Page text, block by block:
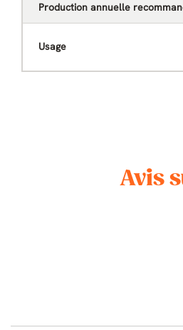
Production annuelle
Usage
Avis